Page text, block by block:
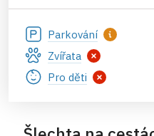
Parkování
Zvířata
Pro děti